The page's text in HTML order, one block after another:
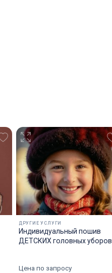
ДРУГИЕ УСЛУГИ
Индивидуальный пошив
ДЕТСКИХ головных уборов
Цена по запросу